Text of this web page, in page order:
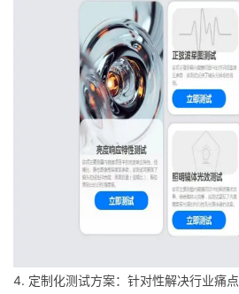
4. 定制化测试方案：针对性解决行业痛点